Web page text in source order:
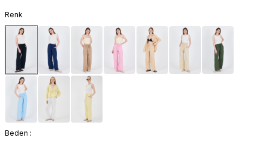
Renk
Beden :